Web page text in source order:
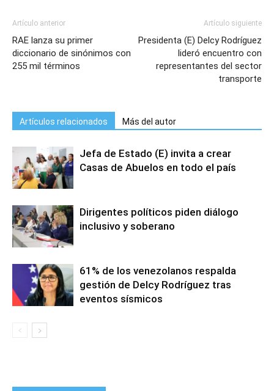
Artículo anterior
RAE lanza su primer
diccionario de sinónimos con
255 mil términos
Artículo siguiente
Presidenta (E) Delcy Rodríguez
lideró encuentro con
representantes del sector
transporte
Artículos relacionados Más del autor
Jefa de Estado (E) invita a crear
Casas de Abuelos en todo el país
Dirigentes políticos piden diálogo
inclusivo y soberano
61% de los venezolanos respalda
gestión de Delcy Rodríguez tras
eventos sísmicos